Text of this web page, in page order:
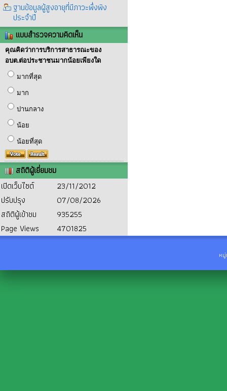
ฐานข้อมูลผู้สูงอายุที่มีภาวะพึ่งพิง
ประจำปี
แบบสำรวจความคิดเห็น
คุณคิดว่าการบริการสาธารณะของ
อบต.ต่อประชาชนมากน้อยเพียงใด
มากที่สุด
มาก
ปานกลาง
น้อย
น้อยที่สุด
สถิติผู้เยี่ยมชม
เปิดเว็บไซต์
23/11/2012
ปรับปรุง
07/08/2026
สถิติผู้เข้าชม
935255
Page Views
4701825
ห